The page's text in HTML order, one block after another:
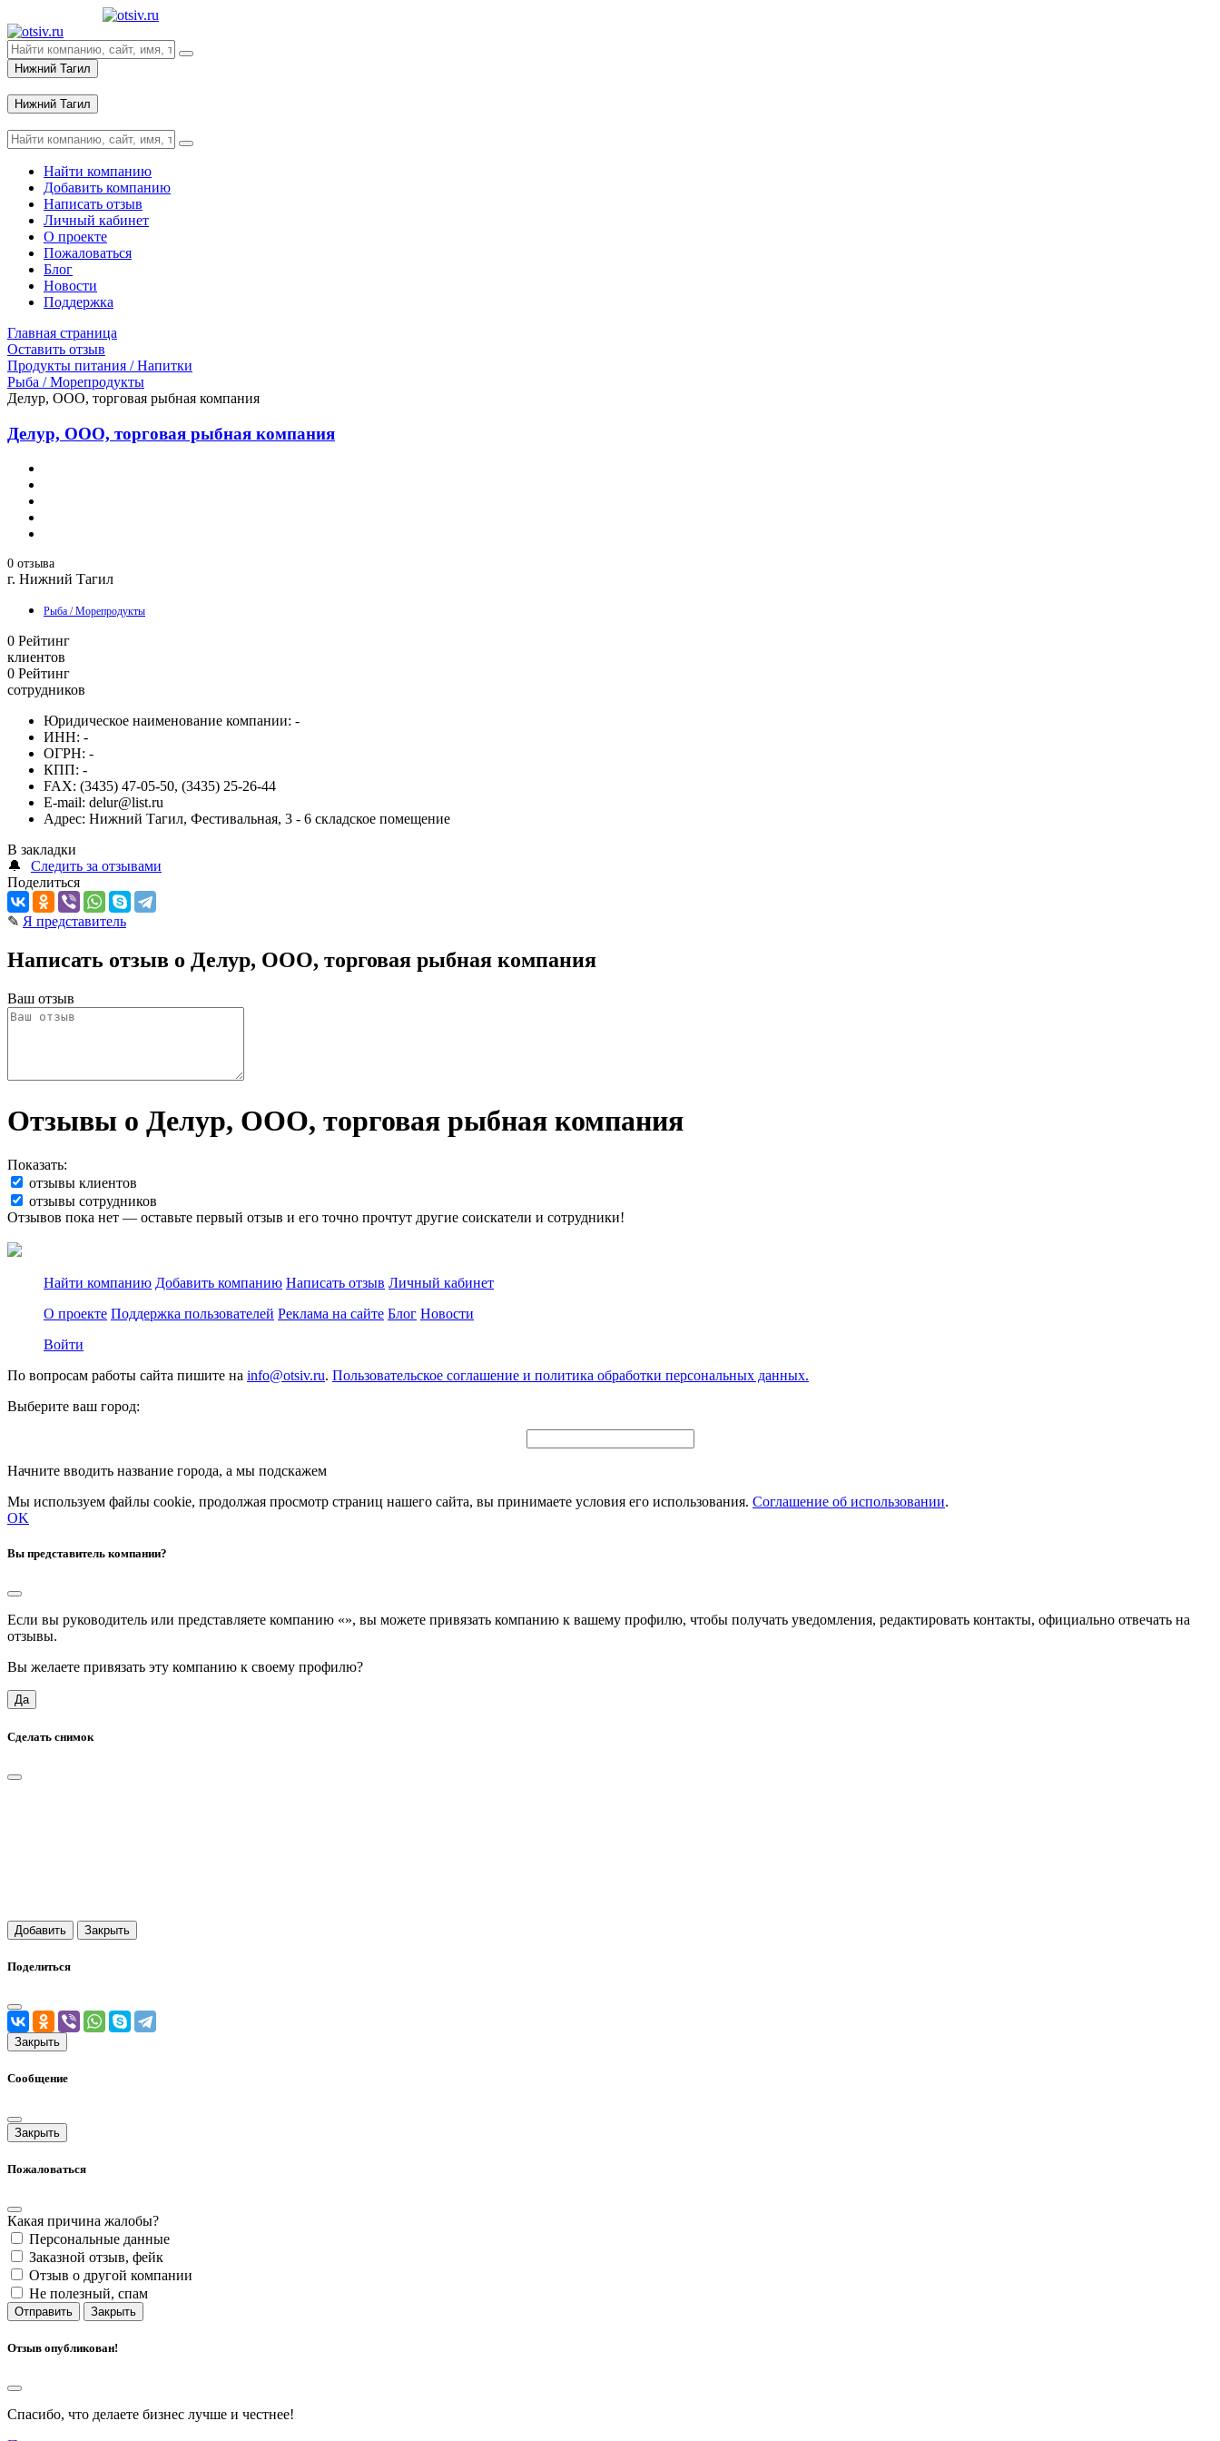
Нижний Тагил
Нижний Тагил
Найти компанию
Добавить компанию
Написать отзыв
Личный кабинет
О проекте
Пожаловаться
Блог
Новости
Поддержка
Главная страница
Оставить отзыв
Продукты питания / Напитки
Рыба / Морепродукты
Делур, ООО, торговая рыбная компания
Делур, ООО, торговая рыбная компания
0 отзыва
г. Нижний Тагил
Рыба / Морепродукты
0 Рейтинг
клиентов
0 Рейтинг
сотрудников
Юридическое наименование компании: -
ИНН: -
ОГРН: -
КПП: -
FAX: (3435) 47-05-50, (3435) 25-26-44
E-mail: delur@list.ru
Адрес: Нижний Тагил, Фестивальная, 3 - 6 складское помещение
В закладки
🔔
Следить за отзывами
Поделиться
✎ Я представитель
Написать отзыв о Делур, ООО, торговая рыбная компания
Ваш отзыв
Отзывы о Делур, ООО, торговая рыбная компания
Показать:
отзывы клиентов
отзывы сотрудников
Отзывов пока нет — оставьте первый отзыв и его точно прочтут другие соискатели и сотрудники!
Найти компанию Добавить компанию Написать отзыв Личный кабинет
О проекте Поддержка пользователей Реклама на сайте Блог Новости
Войти
По вопросам работы сайта пишите на info@otsiv.ru. Пользовательское соглашение и политика обработки персональных данных.
Выберите ваш город:
Начните вводить название города, а мы подскажем
Мы используем файлы cookie, продолжая просмотр страниц нашего сайта, вы принимаете условия его использования. Соглашение об использовании.
OK
Вы представитель компании?
Если вы руководитель или представляете компанию «», вы можете привязать компанию к вашему профилю, чтобы получать уведомления, редактировать контакты, официально отвечать на
отзывы.
Вы желаете привязать эту компанию к своему профилю?
Да
Сделать снимок
Добавить Закрыть
Поделиться
Закрыть
Сообщение
Закрыть
Пожаловаться
Какая причина жалобы?
Персональные данные
Заказной отзыв, фейк
Отзыв о другой компании
Не полезный, спам
Отправить Закрыть
Отзыв опубликован!
Спасибо, что делаете бизнес лучше и честнее!